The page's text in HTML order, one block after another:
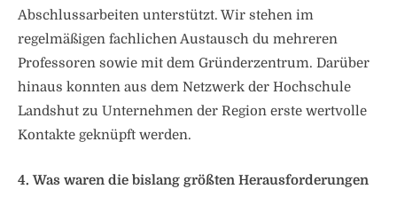
Abschlussarbeiten unterstützt. Wir stehen im
regelmäßigen fachlichen Austausch du mehreren
Professoren sowie mit dem Gründerzentrum. Darüber
hinaus konnten aus dem Netzwerk der Hochschule
Landshut zu Unternehmen der Region erste wertvolle
Kontakte geknüpft werden.
4. Was waren die bislang größten Herausforderungen